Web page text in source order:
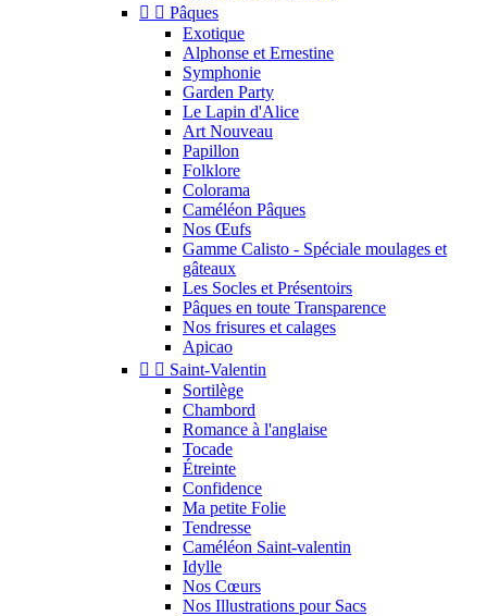
  Pâques
Exotique
Alphonse et Ernestine
Symphonie
Garden Party
Le Lapin d'Alice
Art Nouveau
Papillon
Folklore
Colorama
Caméléon Pâques
Nos Œufs
Gamme Calisto - Spéciale moulages et
gâteaux
Les Socles et Présentoirs
Pâques en toute Transparence
Nos frisures et calages
Apicao
  Saint-Valentin
Sortilège
Chambord
Romance à l'anglaise
Tocade
Étreinte
Confidence
Ma petite Folie
Tendresse
Caméléon Saint-valentin
Idylle
Nos Cœurs
Nos Illustrations pour Sacs